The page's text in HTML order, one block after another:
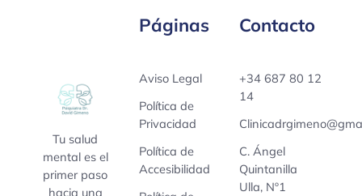
Tu salud
mental es el
primer paso
hacia una
Páginas
Aviso Legal
Política de
Privacidad
Política de
Accesibilidad
Contacto
+34 687 80 12
14
C. Ángel
Quintanilla
Ulla, Nº1